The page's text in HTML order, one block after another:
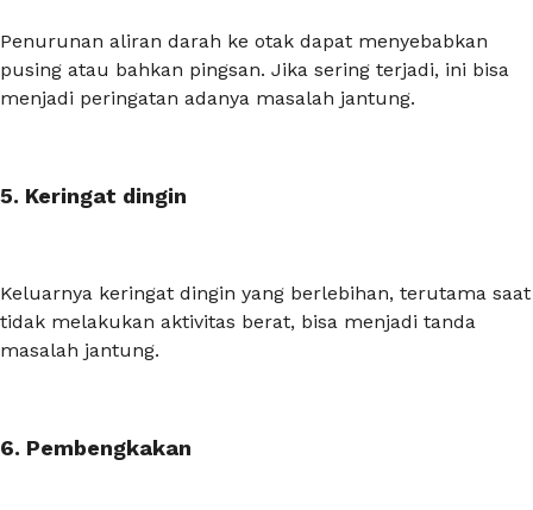
Penurunan aliran darah ke otak dapat menyebabkan
pusing atau bahkan pingsan. Jika sering terjadi, ini bisa
menjadi peringatan adanya masalah jantung.
5. Keringat dingin
Keluarnya keringat dingin yang berlebihan, terutama saat
tidak melakukan aktivitas berat, bisa menjadi tanda
masalah jantung.
6. Pembengkakan